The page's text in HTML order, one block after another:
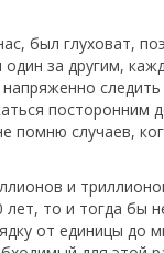
был глуховат,
за другим,
посторонним
помню случаев,
и
то и тогда бы
от единицы до